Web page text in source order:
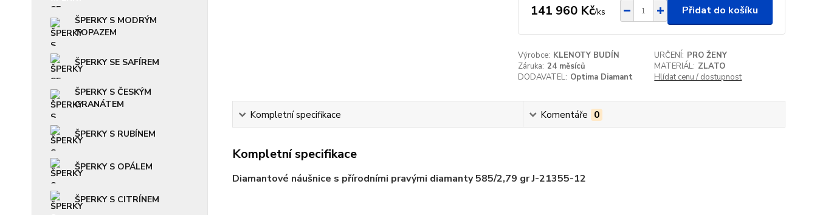
ŠPERKY S MODRÝM
TOPAZEM
ŠPERKY SE SAFÍREM
ŠPERKY S ČESKÝM
GRANÁTEM
ŠPERKY S RUBÍNEM
ŠPERKY S OPÁLEM
ŠPERKY S CITRÍNEM
141 960 Kč/ks Přidat do košíku
Výrobce: KLENOTY BUDÍN URČENÍ: PRO ŽENY
Záruka: 24 měsíců MATERIÁL: ZLATO
DODAVATEL: Optima Diamant Hlídat cenu / dostupnost
Kompletní specifikace Komentáře 0
Kompletní specifikace
Diamantové náušnice s přírodními pravými diamanty 585/2,79 gr J-21355-12